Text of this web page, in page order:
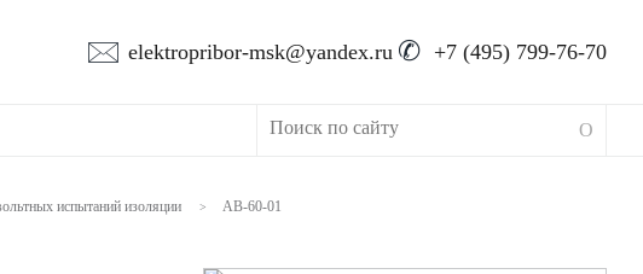
🖂 elektropribor-msk@yandex.ru ✆ +7 (495) 799-76-70
испытаний изоляции > АВ-60-01